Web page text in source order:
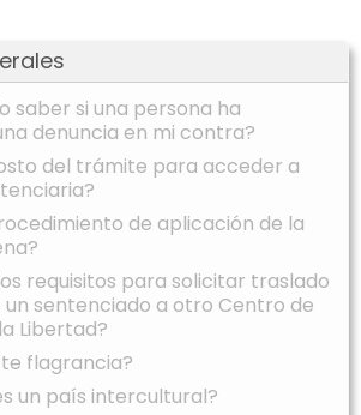
saber si una persona ha
denuncia en mi contra?
del trámite para acceder a
de aplicación de la
requisitos para solicitar traslado
sentenciado a otro Centro de
Libertad?
flagrancia?
un país intercultural?